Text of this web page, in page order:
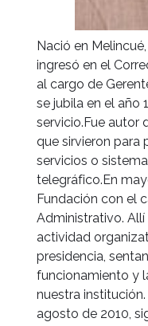
Nació en
ingresó en el
al cargo de
se jubila en el año
servicio.Fue autor
que sirvieron para
servicios o
telegráfico.En
Fundación con el
Administrativo.
actividad
presidencia,
funcionamiento y
nuestra
agosto de 2010,